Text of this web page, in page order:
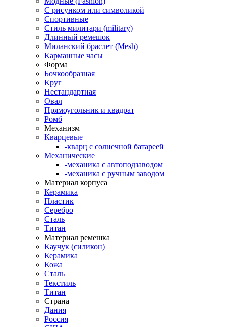
С рисунком или символикой
Спортивные
Стиль милитари (military)
Длинный ремешок
Миланский браслет (Mesh)
Карманные часы
Форма
Бочкообразная
Круг
Нестандартная
Овал
Прямоугольник и квадрат
Ромб
Механизм
Кварцевые
-кварц с солнечной батареей
Механические
-механика с автоподзаводом
-механика с ручным заводом
Материал корпуса
Керамика
Пластик
Серебро
Сталь
Титан
Материал ремешка
Каучук (силикон)
Керамика
Кожа
Сталь
Текстиль
Титан
Страна
Дания
Россия